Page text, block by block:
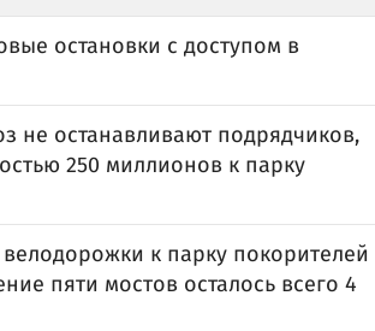
остановки с доступом в
не останавливают подрядчиков,
250 миллионов к парку
к парку покорителей
пяти мостов осталось всего 4